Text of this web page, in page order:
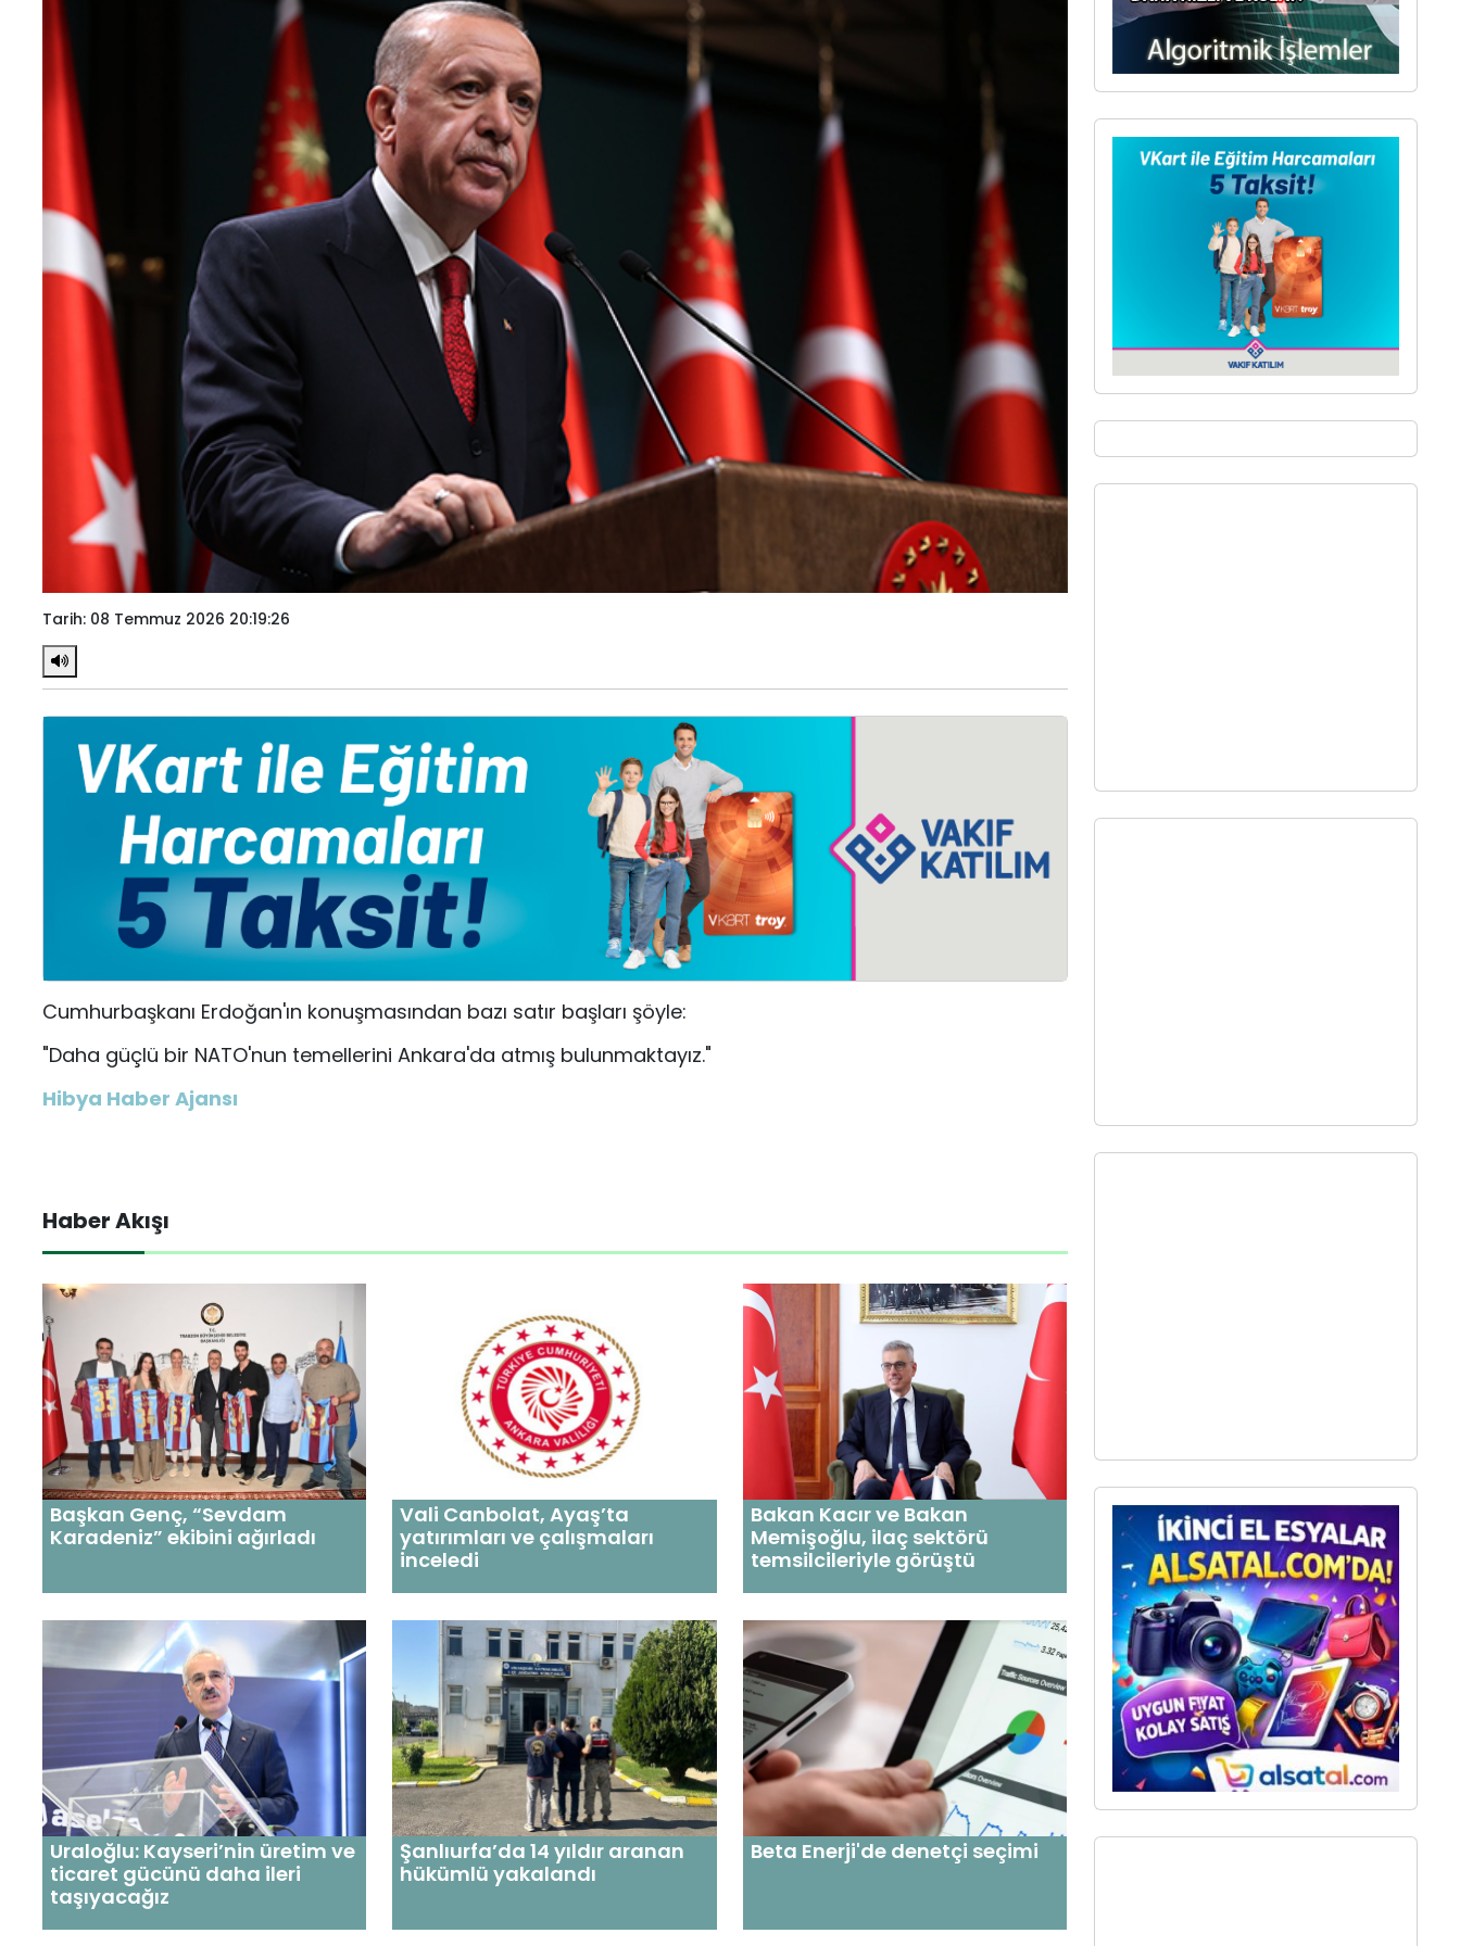
Teknoloji
Sektörel
Künye
Giriş
Tarih: 08 Temmuz 2026 20:19:26
Cumhurbaşkanı Erdoğan'ın konuşmasından bazı satır başları şöyle:
"Daha güçlü bir NATO'nun temellerini Ankara'da atmış bulunmaktayız."
Hibya Haber Ajansı
Haber Akışı
Başkan Genç, “Sevdam
Karadeniz” ekibini ağırladı
Vali Canbolat, Ayaş’ta
yatırımları ve çalışmaları
inceledi
Bakan Kacır ve Bakan
Memişoğlu, ilaç sektörü
temsilcileriyle görüştü
Uraloğlu: Kayseri’nin üretim ve
ticaret gücünü daha ileri
taşıyacağız
Şanlıurfa’da 14 yıldır aranan
hükümlü yakalandı
Beta Enerji'de denetçi seçimi